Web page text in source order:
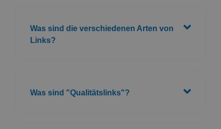
Was sind die verschiedenen Arten von
Links?
Was sind "Qualitätslinks"?